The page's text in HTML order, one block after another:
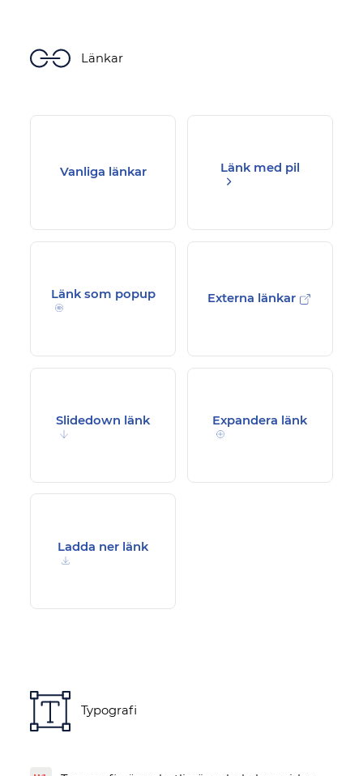
Länkar
Vanliga länkar Länk med pil
Länk som popup Externa länkar
Slidedown länk Expandera länk
Ladda ner länk
Typografi